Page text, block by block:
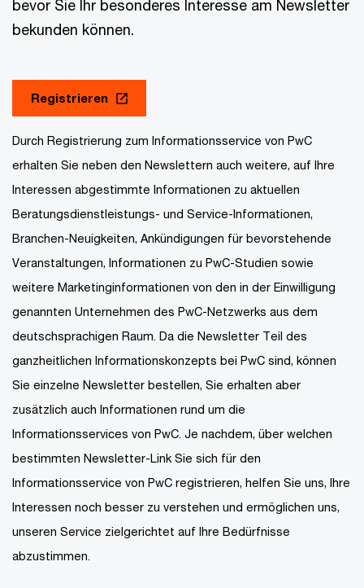
bevor Sie Ihr besonderes Interesse am Newsletter
bekunden können.
Registrieren
Durch Registrierung zum Informationsservice von PwC
erhalten Sie neben den Newslettern auch weitere, auf Ihre
Interessen abgestimmte Informationen zu aktuellen
Beratungsdienstleistungs- und Service-Informationen,
Branchen-Neuigkeiten, Ankündigungen für bevorstehende
Veranstaltungen, Informationen zu PwC-Studien sowie
weitere Marketinginformationen von den in der Einwilligung
genannten Unternehmen des PwC-Netzwerks aus dem
deutschsprachigen Raum. Da die Newsletter Teil des
ganzheitlichen Informationskonzepts bei PwC sind, können
Sie einzelne Newsletter bestellen, Sie erhalten aber
zusätzlich auch Informationen rund um die
Informationsservices von PwC. Je nachdem, über welchen
bestimmten Newsletter-Link Sie sich für den
Informationsservice von PwC registrieren, helfen Sie uns, Ihre
Interessen noch besser zu verstehen und ermöglichen uns,
unseren Service zielgerichtet auf Ihre Bedürfnisse
abzustimmen.